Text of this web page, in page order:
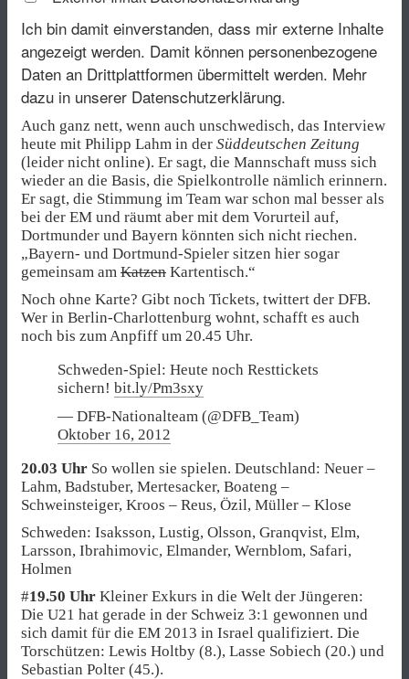
Ich bin damit einverstanden, dass mir externe Inhalte
angezeigt werden. Damit können personenbezogene
Daten an Drittplattformen übermittelt werden. Mehr
dazu in unserer Datenschutzerklärung.
Auch ganz nett, wenn auch unschwedisch, das Interview
heute mit Philipp Lahm in der Süddeutschen Zeitung
(leider nicht online). Er sagt, die Mannschaft muss sich
wieder an die Basis, die Spielkontrolle nämlich erinnern.
Er sagt, die Stimmung im Team war schon mal besser als
bei der EM und räumt aber mit dem Vorurteil auf,
Dortmunder und Bayern könnten sich nicht riechen.
„Bayern- und Dortmund-Spieler sitzen hier sogar
gemeinsam am Katzen Kartentisch.“
Noch ohne Karte? Gibt noch Tickets, twittert der DFB.
Wer in Berlin-Charlottenburg wohnt, schafft es auch
noch bis zum Anpfiff um 20.45 Uhr.
Schweden-Spiel: Heute noch Resttickets
sichern! bit.ly/Pm3sxy
— DFB-Nationalteam (@DFB_Team)
Oktober 16, 2012
20.03 Uhr So wollen sie spielen. Deutschland: Neuer –
Lahm, Badstuber, Mertesacker, Boateng –
Schweinsteiger, Kroos – Reus, Özil, Müller – Klose
Schweden: Isaksson, Lustig, Olsson, Granqvist, Elm,
Larsson, Ibrahimovic, Elmander, Wernblom, Safari,
Holmen
#19.50 Uhr Kleiner Exkurs in die Welt der Jüngeren:
Die U21 hat gerade in der Schweiz 3:1 gewonnen und
sich damit für die EM 2013 in Israel qualifiziert. Die
Torschützen: Lewis Holtby (8.), Lasse Sobiech (20.) und
Sebastian Polter (45.).